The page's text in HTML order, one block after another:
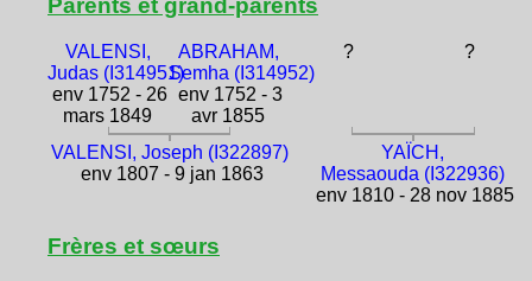
VALENSI,
Judas (I314951)
env 1752 - 26
mars 1849
ABRAHAM,
Semha (I314952)
env 1752 - 3
avr 1855
? ?
VALENSI, Joseph (I322897)
env 1807 - 9 jan 1863
YAÏCH,
Messaouda (I322936)
env 1810 - 28 nov 1885
Frères et sœurs